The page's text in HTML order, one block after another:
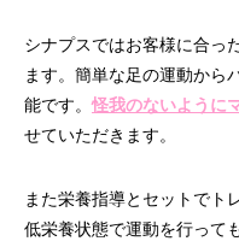
シナプスではお客様に合っ
ます。簡単な足の運動から
能です。怪我のないように
せていただきます。
また栄養指導とセットでト
低栄養状態で運動を行って